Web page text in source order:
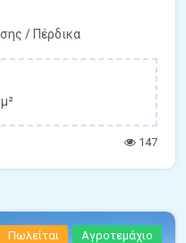
/ Πέρδικα
147
Πωλείται Αγροτεμάχιο